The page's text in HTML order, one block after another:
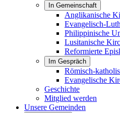
In Gemeinschaft
Anglikanische
Evangelisch-
Philippinische
Lusitanische
Reformierte
Im Gespräch
Römisch-
Evangelische
Geschichte
Mitglied werden
Unsere Gemeinden